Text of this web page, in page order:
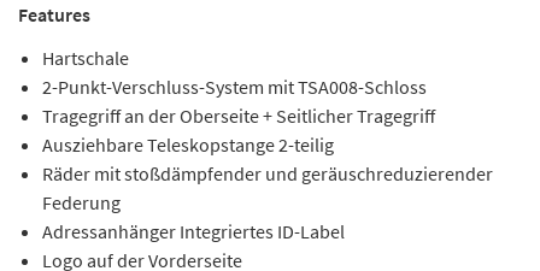
Features
Hartschale
2-Punkt-Verschluss-System mit TSA008-Schloss
Tragegriff an der Oberseite + Seitlicher Tragegriff
Ausziehbare Teleskopstange 2-teilig
Räder mit stoßdämpfender und geräuschreduzierender
Federung
Adressanhänger Integriertes ID-Label
Logo auf der Vorderseite